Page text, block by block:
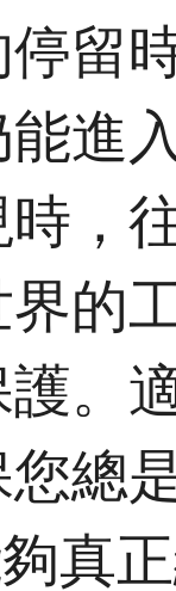
留
進
，
的
。
總
真